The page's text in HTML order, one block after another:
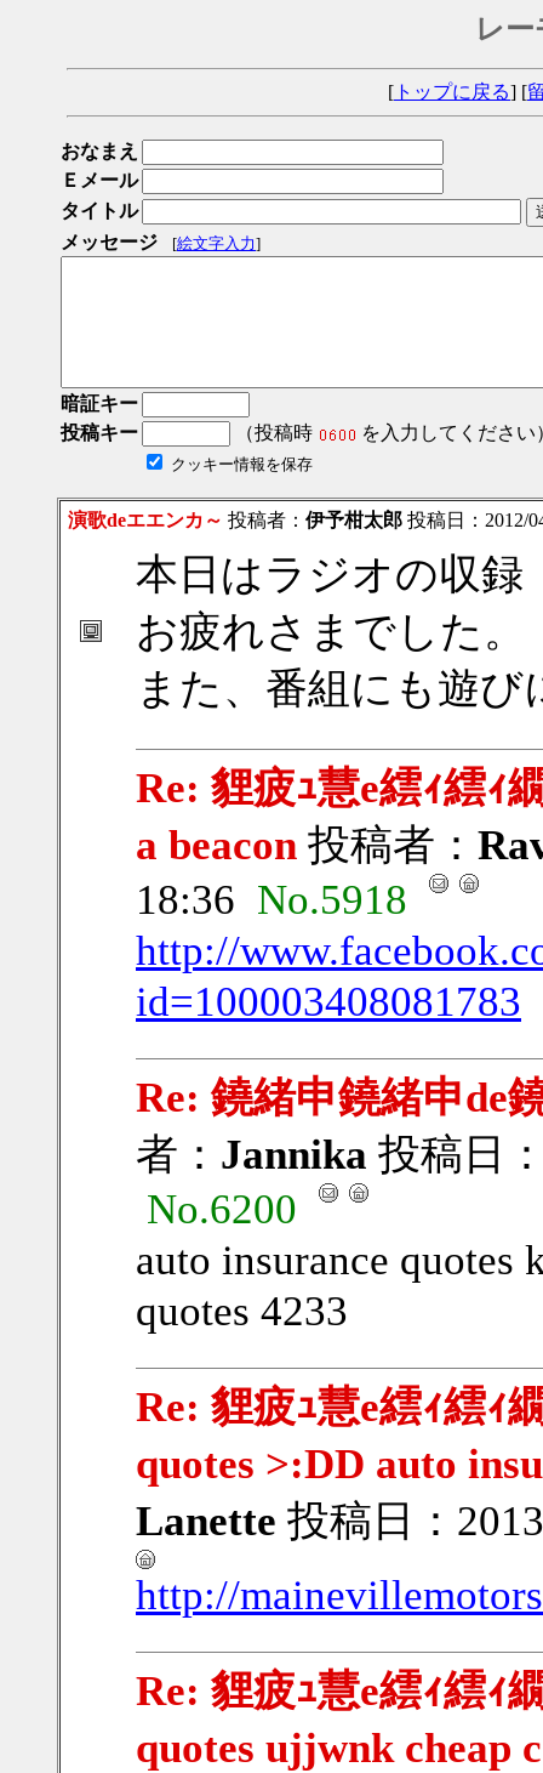
レ
[ トップに戻る] [
おなまえ
Ｅメール
タイトル
メッセージ
[絵文字入力]
暗証キー
投稿キー
（投稿時 を入力してください
クッキー情報を保存
演歌deエエンカ～ 投稿者： 伊予柑太郎 投稿日：2012/
本日はラジオの収
お疲れさまでした。
また、番組にも遊
Re: 貍疲ｭ慧e繧ｨ繧ｨ
a beacon 投稿者：
18:36 No.5918
http://
id=100003408081783
Re: 鐃緒申鐃緒申de
者： Jannika 投稿日
No.6200
auto insurance quotes
quotes 4233
Re: 貍疲ｭ慧e繧ｨ繧ｨ
quotes >:DD auto
Lanette 投稿日：
http://
Re: 貍疲ｭ慧e繧ｨ繧ｨ
quotes ujjwnk cheap